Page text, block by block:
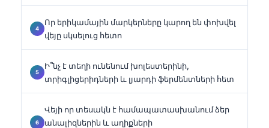
Որ երիկամային մարկերները կարող են փոխվել
վեյը սկսելուց հետո
Ի՞նչ է տեղի ունենում խոլեստերինի,
տրիգլիցերիդների և լյարդի ֆերմենտների հետ
Վեյի որ տեսակն է համապատասխանում ձեր
անալիզներին և աղիքների